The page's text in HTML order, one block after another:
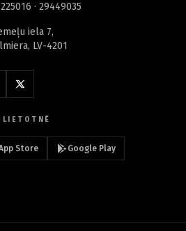
· 29449035
iela 7,
LV-4201
LIETOTNĒ
Store Google Play